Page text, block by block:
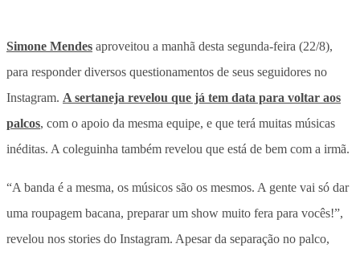
Simone Mendes aproveitou a manhã desta segunda-feira (22/8),
para responder diversos questionamentos de seus seguidores no
Instagram. A sertaneja revelou que já tem data para voltar aos
palcos, com o apoio da mesma equipe, e que terá muitas músicas
inéditas. A coleguinha também revelou que está de bem com a irmã.
“A banda é a mesma, os músicos são os mesmos. A gente vai só dar
uma roupagem bacana, preparar um show muito fera para vocês!”,
revelou nos stories do Instagram. Apesar da separação no palco,